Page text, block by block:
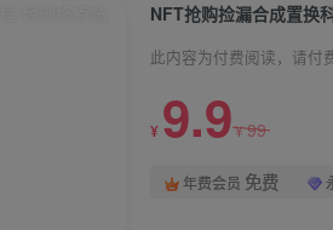
NFT抢购捡漏合成置换
此内容为付费阅读，请付
¥ 9.9¥99
年费会员 免费